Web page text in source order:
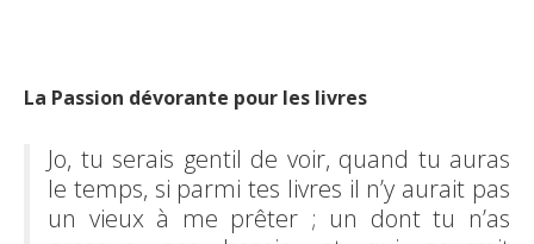
La Passion dévorante pour les livres
Jo, tu serais gentil de voir, quand tu auras
le temps, si parmi tes livres il n’y aurait pas
un vieux à me prêter ; un dont tu n’as